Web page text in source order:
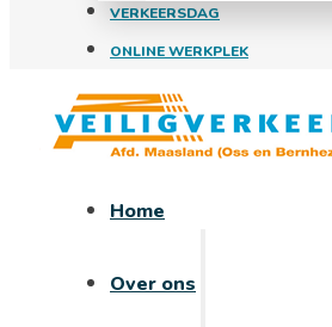
VERKEERSDAG
ONLINE WERKPLEK
Home
Over ons